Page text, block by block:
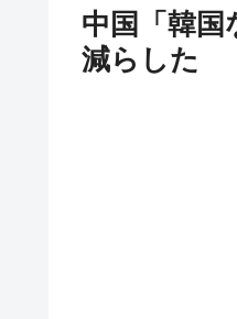
中国「韓国
減らした